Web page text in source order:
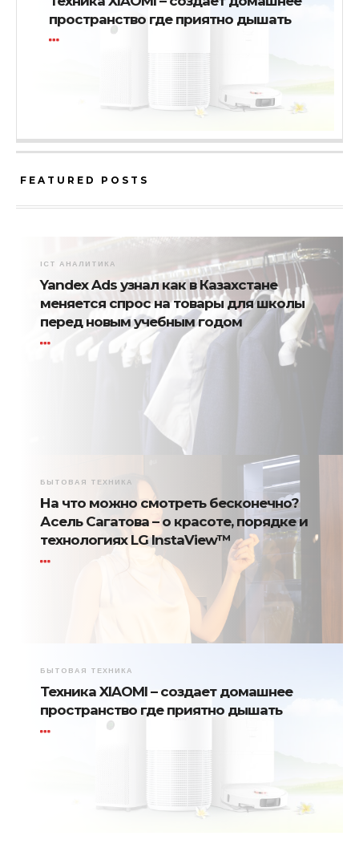
пространство где приятно дышать
FEATURED POSTS
ICT АНАЛИТИКА
Yandex Ads узнал как в Казахстане
меняется спрос на товары для школы
перед новым учебным годом
БЫТОВАЯ ТЕХНИКА
На что можно смотреть бесконечно?
Асель Сагатова – о красоте, порядке и
технологиях LG InstaView™
БЫТОВАЯ ТЕХНИКА
Техника XIAOMI – создает домашнее
пространство где приятно дышать